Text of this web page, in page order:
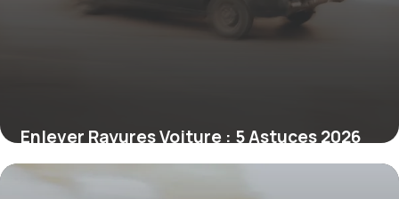
Enlever Rayures Voiture : 5 Astuces 2026
20 juin 2026